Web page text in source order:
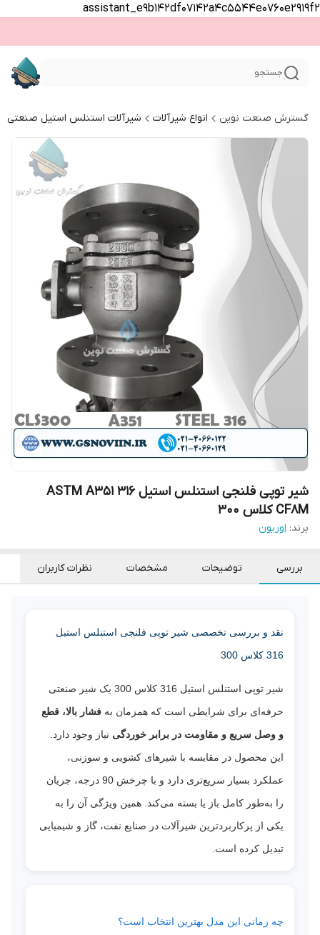
assistant_e9b142df07142a4c5544e0760e2919f2
جستجو
گسترش صنعت نوین انواع شیرآلات شیرآلات استنلس استیل صنعتی
شیر توپی فلنجی استنلس استیل 316 ASTM A351
CF8M کلاس 300
برند: اوریون
بررسی توضیحات مشخصات نظرات کاربران
نقد و بررسی تخصصی شیر توپی فلنجی استنلس استیل
316 کلاس 300
شیر توپی استنلس استیل 316 کلاس 300 یک شیر صنعتی
حرفه‌ای برای شرایطی است که همزمان به فشار بالا، قطع
و وصل سریع و مقاومت در برابر خوردگی نیاز وجود دارد.
این محصول در مقایسه با شیرهای کشویی و سوزنی،
عملکرد بسیار سریع‌تری دارد و با چرخش 90 درجه، جریان
را به‌طور کامل باز یا بسته می‌کند. همین ویژگی آن را به
یکی از پرکاربردترین شیرآلات در صنایع نفت، گاز و شیمیایی
تبدیل کرده است.
چه زمانی این مدل بهترین انتخاب است؟